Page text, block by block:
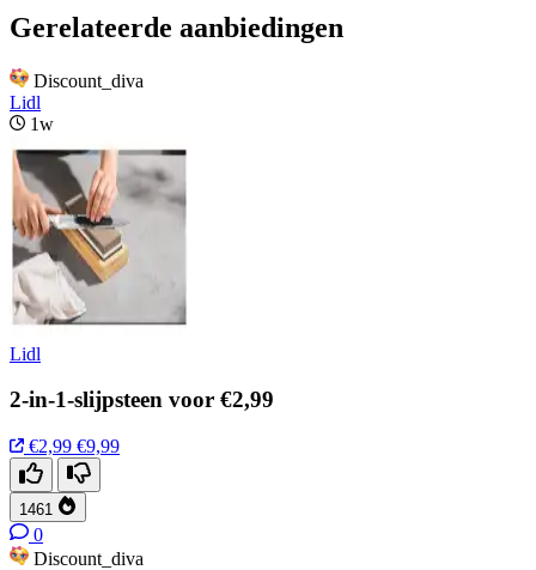
Gerelateerde aanbiedingen
Discount_diva
Lidl
1w
Lidl
2-in-1-slijpsteen voor €2,99
€2,99 €9,99
1461
0
Discount_diva